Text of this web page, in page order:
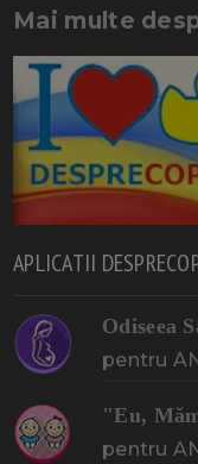
Mai multe
APLICATII
Odiseea
pentru
"Eu,
pentru